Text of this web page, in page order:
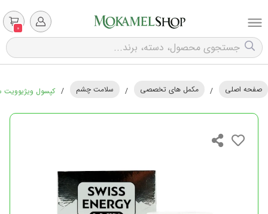
0
صفحه اصلی / مکمل های تخصصی / سلامت چشم / کپسول ویژیوویت